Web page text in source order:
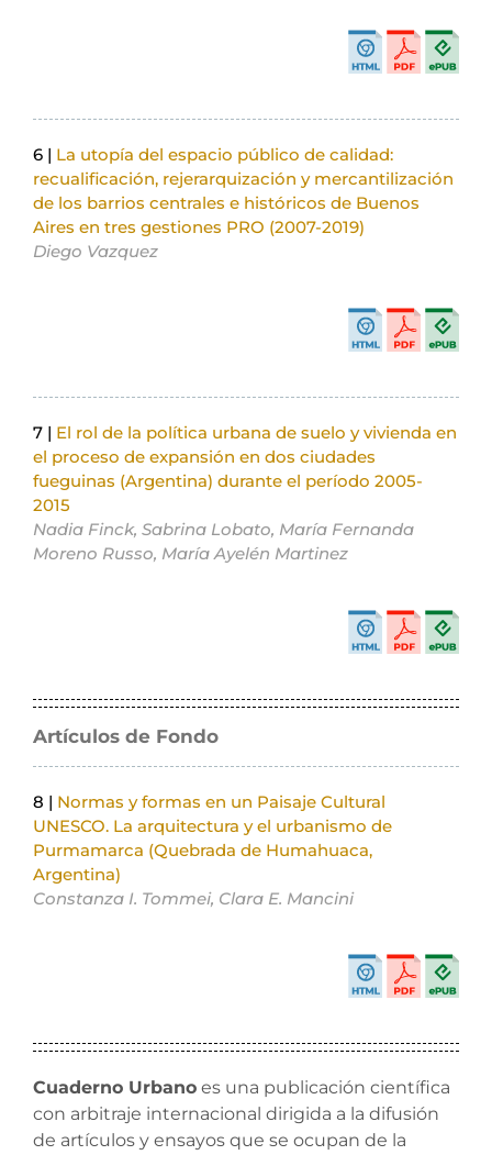
6 | La utopía del espacio público de calidad:
recualificación, rejerarquización y mercantilización
de los barrios centrales e históricos de Buenos
Aires en tres gestiones PRO (2007-2019)
Diego Vazquez
7 | El rol de la política urbana de suelo y vivienda en
el proceso de expansión en dos ciudades
fueguinas (Argentina) durante el período 2005-
2015
Nadia Finck, Sabrina Lobato, María Fernanda
Moreno Russo, María Ayelén Martinez
Artículos de Fondo
8 | Normas y formas en un Paisaje Cultural
UNESCO. La arquitectura y el urbanismo de
Purmamarca (Quebrada de Humahuaca,
Argentina)
Constanza I. Tommei, Clara E. Mancini
Cuaderno Urbano es una publicación científica
con arbitraje internacional dirigida a la difusión
de artículos y ensayos que se ocupan de la